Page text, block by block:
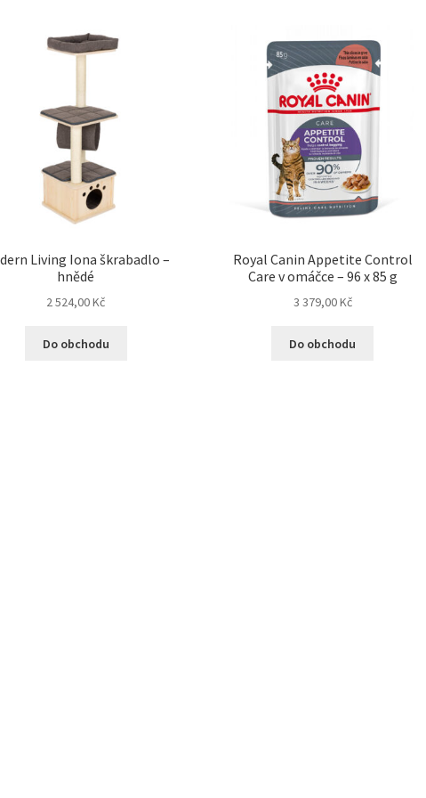
Living Iona škrabadlo –
hnědé
2 524,00Kč
Do obchodu
Royal Canin Appetite Control
Care v omáčce – 96 x 85 g
3 379,00Kč
Do obchodu